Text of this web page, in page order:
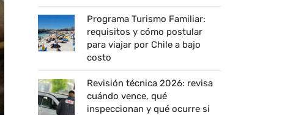
Programa Turismo Familiar:
requisitos y cómo postular
para viajar por Chile a bajo
costo
Revisión técnica 2026: revisa
cuándo vence, qué
inspeccionan y qué ocurre si